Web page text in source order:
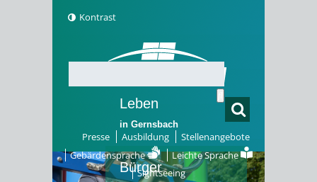
Kontrast
Presse Ausbildung
Stellenangebote
Gebärdensprache
Leichte Sprache
Sightseeing
Leben
in Gernsbach
Bürger